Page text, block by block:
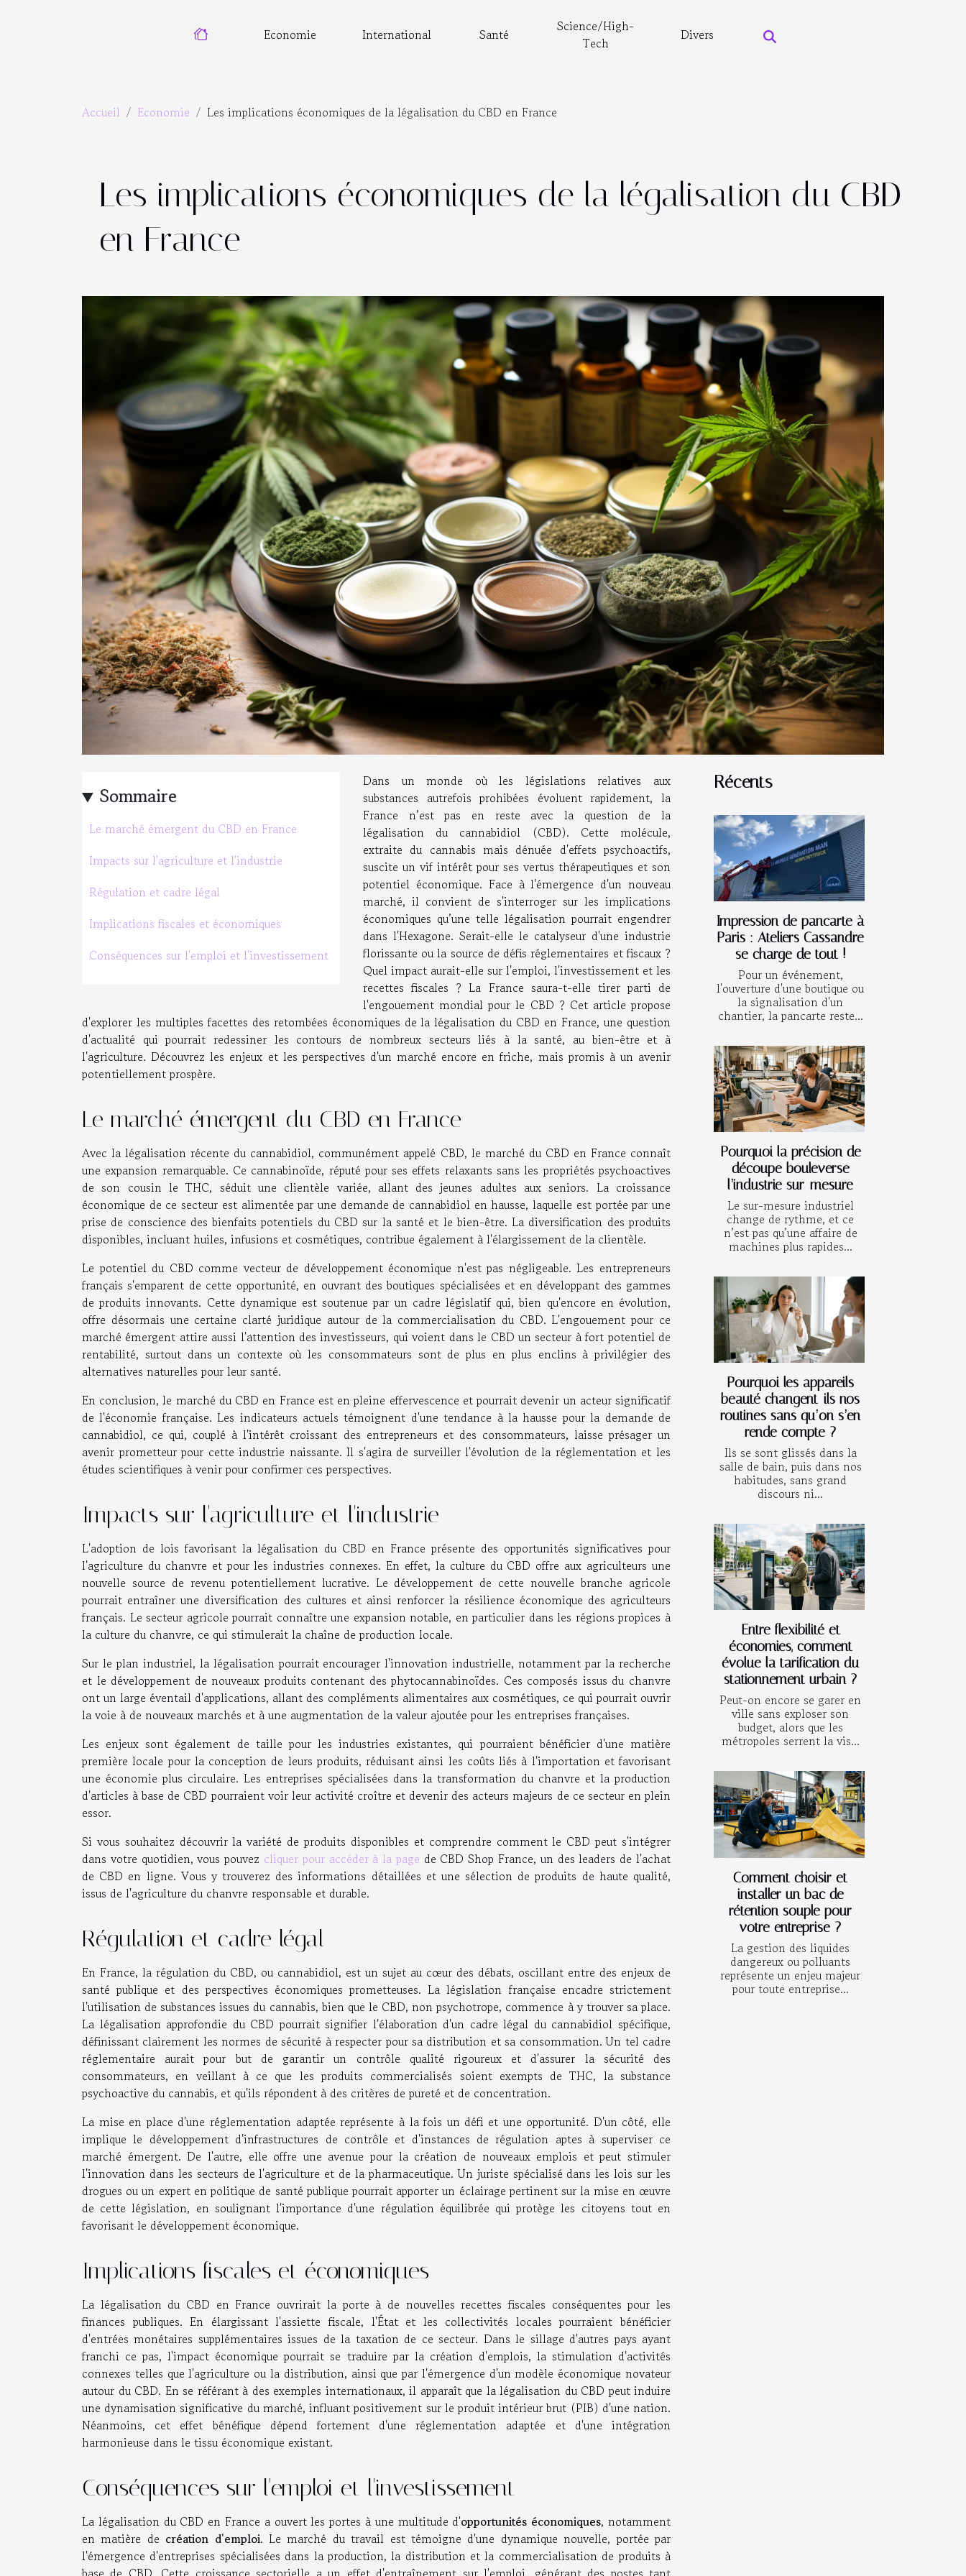
Economie International Santé
Science/High-
Tech
Divers
Accueil Economie Les implications économiques de la légalisation du CBD en France
Les implications économiques de la légalisation du CBD
en France
Sommaire
Le marché émergent du CBD en France
Impacts sur l'agriculture et l'industrie
Régulation et cadre légal
Implications fiscales et économiques
Conséquences sur l'emploi et l'investissement
Dans un monde où les législations relatives aux
substances autrefois prohibées évoluent rapidement, la
France n’est pas en reste avec la question de la
légalisation du cannabidiol (CBD). Cette molécule,
extraite du cannabis mais dénuée d'effets psychoactifs,
suscite un vif intérêt pour ses vertus thérapeutiques et son
potentiel économique. Face à l'émergence d'un nouveau
marché, il convient de s'interroger sur les implications
économiques qu’une telle légalisation pourrait engendrer
dans l'Hexagone. Serait-elle le catalyseur d'une industrie
florissante ou la source de défis réglementaires et fiscaux ?
Quel impact aurait-elle sur l'emploi, l'investissement et les
recettes fiscales ? La France saura-t-elle tirer parti de
l'engouement mondial pour le CBD ? Cet article propose
d'explorer les multiples facettes des retombées économiques de la légalisation du CBD en France, une question
d'actualité qui pourrait redessiner les contours de nombreux secteurs liés à la santé, au bien-être et à
l'agriculture. Découvrez les enjeux et les perspectives d'un marché encore en friche, mais promis à un avenir
potentiellement prospère.
Le marché émergent du CBD en France
Avec la légalisation récente du cannabidiol, communément appelé CBD, le marché du CBD en France connaît
une expansion remarquable. Ce cannabinoïde, réputé pour ses effets relaxants sans les propriétés psychoactives
de son cousin le THC, séduit une clientèle variée, allant des jeunes adultes aux seniors. La croissance
économique de ce secteur est alimentée par une demande de cannabidiol en hausse, laquelle est portée par une
prise de conscience des bienfaits potentiels du CBD sur la santé et le bien-être. La diversification des produits
disponibles, incluant huiles, infusions et cosmétiques, contribue également à l'élargissement de la clientèle.
Le potentiel du CBD comme vecteur de développement économique n'est pas négligeable. Les entrepreneurs
français s'emparent de cette opportunité, en ouvrant des boutiques spécialisées et en développant des gammes
de produits innovants. Cette dynamique est soutenue par un cadre législatif qui, bien qu'encore en évolution,
offre désormais une certaine clarté juridique autour de la commercialisation du CBD. L'engouement pour ce
marché émergent attire aussi l'attention des investisseurs, qui voient dans le CBD un secteur à fort potentiel de
rentabilité, surtout dans un contexte où les consommateurs sont de plus en plus enclins à privilégier des
alternatives naturelles pour leur santé.
En conclusion, le marché du CBD en France est en pleine effervescence et pourrait devenir un acteur significatif
de l'économie française. Les indicateurs actuels témoignent d'une tendance à la hausse pour la demande de
cannabidiol, ce qui, couplé à l'intérêt croissant des entrepreneurs et des consommateurs, laisse présager un
avenir prometteur pour cette industrie naissante. Il s'agira de surveiller l'évolution de la réglementation et les
études scientifiques à venir pour confirmer ces perspectives.
Impacts sur l'agriculture et l'industrie
L'adoption de lois favorisant la légalisation du CBD en France présente des opportunités significatives pour
l'agriculture du chanvre et pour les industries connexes. En effet, la culture du CBD offre aux agriculteurs une
nouvelle source de revenu potentiellement lucrative. Le développement de cette nouvelle branche agricole
pourrait entraîner une diversification des cultures et ainsi renforcer la résilience économique des agriculteurs
français. Le secteur agricole pourrait connaître une expansion notable, en particulier dans les régions propices à
la culture du chanvre, ce qui stimulerait la chaîne de production locale.
Sur le plan industriel, la légalisation pourrait encourager l'innovation industrielle, notamment par la recherche
et le développement de nouveaux produits contenant des phytocannabinoïdes. Ces composés issus du chanvre
ont un large éventail d'applications, allant des compléments alimentaires aux cosmétiques, ce qui pourrait ouvrir
la voie à de nouveaux marchés et à une augmentation de la valeur ajoutée pour les entreprises françaises.
Les enjeux sont également de taille pour les industries existantes, qui pourraient bénéficier d'une matière
première locale pour la conception de leurs produits, réduisant ainsi les coûts liés à l'importation et favorisant
une économie plus circulaire. Les entreprises spécialisées dans la transformation du chanvre et la production
d'articles à base de CBD pourraient voir leur activité croître et devenir des acteurs majeurs de ce secteur en plein
essor.
Si vous souhaitez découvrir la variété de produits disponibles et comprendre comment le CBD peut s'intégrer
dans votre quotidien, vous pouvez cliquer pour accéder à la page de CBD Shop France, un des leaders de l'achat
de CBD en ligne. Vous y trouverez des informations détaillées et une sélection de produits de haute qualité,
issus de l'agriculture du chanvre responsable et durable.
Régulation et cadre légal
En France, la régulation du CBD, ou cannabidiol, est un sujet au cœur des débats, oscillant entre des enjeux de
santé publique et des perspectives économiques prometteuses. La législation française encadre strictement
l'utilisation de substances issues du cannabis, bien que le CBD, non psychotrope, commence à y trouver sa place.
La légalisation approfondie du CBD pourrait signifier l'élaboration d'un cadre légal du cannabidiol spécifique,
définissant clairement les normes de sécurité à respecter pour sa distribution et sa consommation. Un tel cadre
réglementaire aurait pour but de garantir un contrôle qualité rigoureux et d'assurer la sécurité des
consommateurs, en veillant à ce que les produits commercialisés soient exempts de THC, la substance
psychoactive du cannabis, et qu'ils répondent à des critères de pureté et de concentration.
La mise en place d'une réglementation adaptée représente à la fois un défi et une opportunité. D'un côté, elle
implique le développement d'infrastructures de contrôle et d'instances de régulation aptes à superviser ce
marché émergent. De l'autre, elle offre une avenue pour la création de nouveaux emplois et peut stimuler
l'innovation dans les secteurs de l'agriculture et de la pharmaceutique. Un juriste spécialisé dans les lois sur les
drogues ou un expert en politique de santé publique pourrait apporter un éclairage pertinent sur la mise en œuvre
de cette législation, en soulignant l'importance d'une régulation équilibrée qui protège les citoyens tout en
favorisant le développement économique.
Implications fiscales et économiques
La légalisation du CBD en France ouvrirait la porte à de nouvelles recettes fiscales conséquentes pour les
finances publiques. En élargissant l'assiette fiscale, l'État et les collectivités locales pourraient bénéficier
d'entrées monétaires supplémentaires issues de la taxation de ce secteur. Dans le sillage d'autres pays ayant
franchi ce pas, l'impact économique pourrait se traduire par la création d'emplois, la stimulation d'activités
connexes telles que l'agriculture ou la distribution, ainsi que par l'émergence d'un modèle économique novateur
autour du CBD. En se référant à des exemples internationaux, il apparaît que la légalisation du CBD peut induire
une dynamisation significative du marché, influant positivement sur le produit intérieur brut (PIB) d'une nation.
Néanmoins, cet effet bénéfique dépend fortement d'une réglementation adaptée et d'une intégration
harmonieuse dans le tissu économique existant.
Conséquences sur l'emploi et l'investissement
La légalisation du CBD en France a ouvert les portes à une multitude d'opportunités économiques, notamment
en matière de création d'emploi. Le marché du travail est témoigne d'une dynamique nouvelle, portée par
l'émergence d'entreprises spécialisées dans la production, la distribution et la commercialisation de produits à
Récents
Impression de pancarte à
Paris : Ateliers Cassandre
se charge de tout !
Pour un événement,
l'ouverture d'une boutique ou
la signalisation d'un
chantier, la pancarte reste...
Pourquoi la précision de
découpe bouleverse
l’industrie sur-mesure
Le sur-mesure industriel
change de rythme, et ce
n’est pas qu’une affaire de
machines plus rapides...
Pourquoi les appareils
beauté changent-ils nos
routines sans qu’on s’en
rende compte ?
Ils se sont glissés dans la
salle de bain, puis dans nos
habitudes, sans grand
discours ni...
Entre flexibilité et
économies, comment
évolue la tarification du
stationnement urbain ?
Peut-on encore se garer en
ville sans exploser son
budget, alors que les
métropoles serrent la vis...
Comment choisir et
installer un bac de
rétention souple pour
votre entreprise ?
La gestion des liquides
dangereux ou polluants
représente un enjeu majeur
pour toute entreprise...